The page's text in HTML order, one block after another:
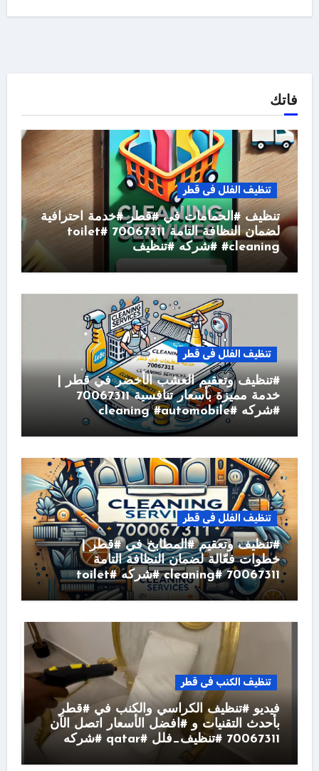
فاتك
تنظيف الفلل فى قطر
تنظيف #الحمامات في #قطر #خدمة احترافية
لضمان النظافة التامة 70067311 #toilet
#cleaning #شركه #تنظيف
تنظيف الفلل فى قطر
#تنظيف وتعقيم العشب الأخضر في قطر |
خدمة مميزة بأسعار تنافسية 70067311
#شركه #cleaning #automobile
تنظيف الفلل فى قطر
#تنظيف وتعقيم #المطابخ في #قطر |
خطوات فعّالة لضمان النظافة التامة
70067311 #cleaning #شركه #toilet
تنظيف الكنب فى قطر
فيديو #تنظيف الكراسي والكنب في #قطر
بأحدث التقنيات و #افضل الأسعار اتصل الآن
70067311 #تنظيف_فلل #qatar #شركه